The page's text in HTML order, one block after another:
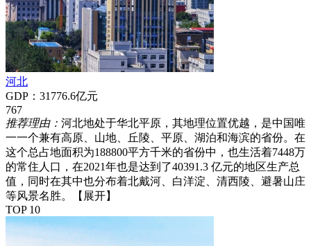
河北
GDP：31776.6亿元
767
推荐理由： 河北地处于华北平原，其地理位置优越，是中国唯
一一个兼有高原、山地、丘陵、平原、湖泊和海滨的省份。在
这个总占地面积为188800平方千米的省份中，也生活着7448万
的常住人口，在2021年也是达到了40391.3 亿元的地区生产总
值，同时在其中也分布着北戴河、白洋淀、清西陵、避暑山庄
等风景名胜。
【展开】
TOP 10